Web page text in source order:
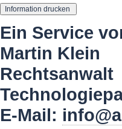
Ein Service
Martin Klein
Rechtsanwalt
E-Mail: